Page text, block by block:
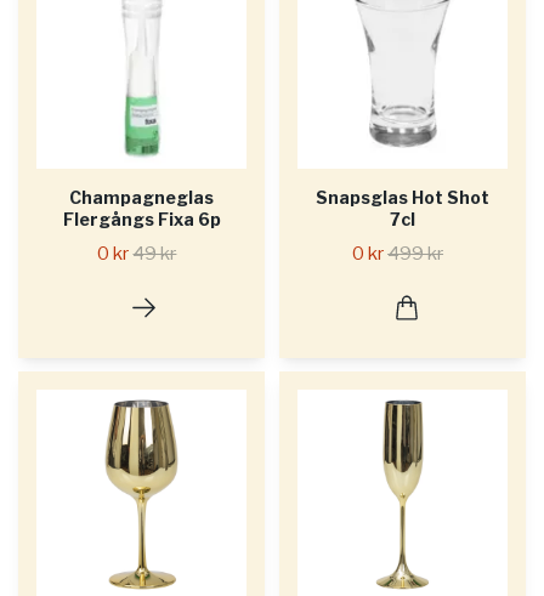
Champagneglas
Flergångs Fixa 6p
0 kr49 kr
Snapsglas Hot Shot
7cl
0 kr499 kr